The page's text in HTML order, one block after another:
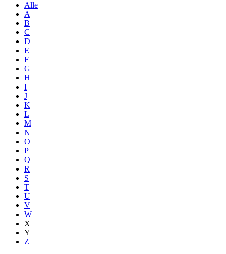
Alle
A
B
C
D
E
F
G
H
I
J
K
L
M
N
O
P
Q
R
S
T
U
V
W
X
Y
Z